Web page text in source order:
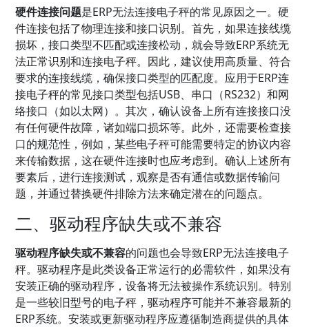
硬件连接问题是ERP无法连接电子秤的常见原因之一。硬
件连接包括了物理连接和接口识别。首先，如果连接线缆
损坏，接口类型不匹配或连接松动，就会导致ERP系统无
法正常识别和连接电子秤。因此，建议使用高质量、符合
要求的连接线缆，确保接口类型的匹配度。应用于ERP连
接电子秤的常见接口类型包括USB、串口（RS232）和网
络接口（如以太网）。其次，确认设备上所有连接接口没
有任何硬件故障，诸如端口损坏等。此外，还需要检查接
口的规范性，例如，某些电子秤可能需要特定的协议内容
来传输数据，这在硬件连接时也应考虑到。确认上述所有
要素后，进行连接测试，观察是否有通信或数据传输问
题，并通过替换硬件排除方法来确定潜在的问题点。
二、驱动程序缺失或不兼容
驱动程序缺失或不兼容的问题也会导致ERP无法连接电子
秤。驱动程序是此类设备正常运行的必需软件，如果没有
安装正确的驱动程序，设备将无法被操作系统识别。特别
是一些较旧型号的电子秤，驱动程序可能并不兼容最新的
ERP系统。安装或更新驱动程序应遵循制造商提供的具体